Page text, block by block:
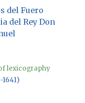
del Fuero
del Rey Don
lexicography